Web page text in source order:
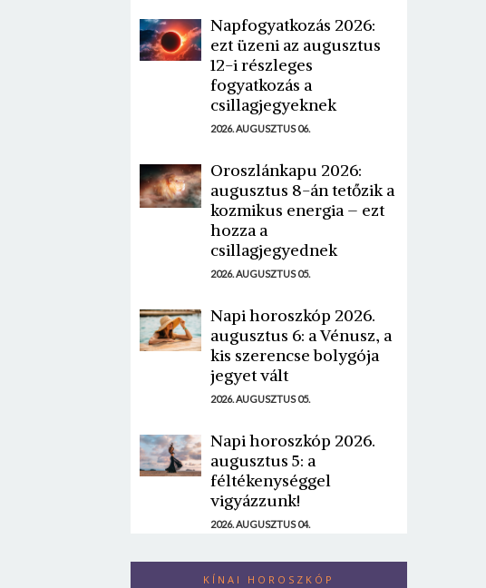
Napfogyatkozás 2026:
ezt üzeni az augusztus
12-i részleges
fogyatkozás a
csillagjegyeknek
2026. AUGUSZTUS 06.
Oroszlánkapu 2026:
augusztus 8-án tetőzik a
kozmikus energia – ezt
hozza a
csillagjegyednek
2026. AUGUSZTUS 05.
Napi horoszkóp 2026.
augusztus 6: a Vénusz, a
kis szerencse bolygója
jegyet vált
2026. AUGUSZTUS 05.
Napi horoszkóp 2026.
augusztus 5: a
féltékenységgel
vigyázzunk!
2026. AUGUSZTUS 04.
KÍNAI HOROSZKÓP